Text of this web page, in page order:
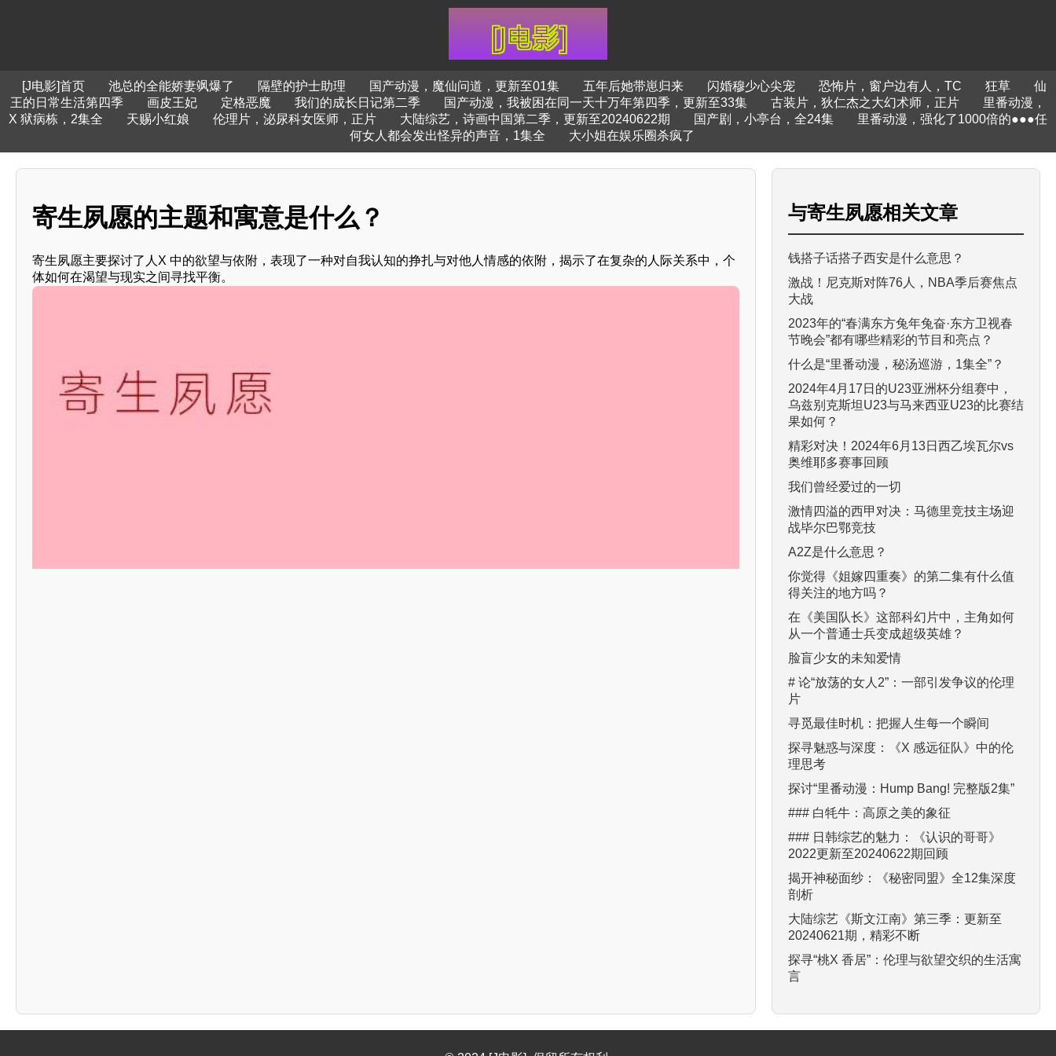
[J电影]首页 池总的全能娇妻飒爆了 隔壁的护士助理 国产动漫，魔仙问道，更新至01集 五年后她带崽归来 闪婚穆少心尖宠 恐怖片，窗户边有人，TC 狂草
仙
王的日常生活第四季
画皮王妃 定格恶魔 我们的成长日记第二季 国产动漫，我被困在同一天十万年第四季，更新至33集 古装片，狄仁杰之大幻术师，正片
里番动漫，
X 狱病栋，2集全
天赐小红娘 伦理片，泌尿科女医师，正片 大陆综艺，诗画中国第二季，更新至20240622期 国产剧，小亭台，全24集
里番动漫，强化了1000倍的●●●任
何女人都会发出怪异的声音，1集全
大小姐在娱乐圈杀疯了
寄生夙愿的主题和寓意是什么？
寄生夙愿主要探讨了人X 中的欲望与依附，表现了一种对自我认知的挣扎与对他人情感的依附，揭示了在复杂的人际关系中，个
体如何在渴望与现实之间寻找平衡。
与寄生夙愿相关文章
钱搭子话搭子西安是什么意思？
激战！尼克斯对阵76人，NBA季后赛焦点
大战
2023年的“春满东方兔年兔奋·东方卫视春
节晚会”都有哪些精彩的节目和亮点？
什么是“里番动漫，秘汤巡游，1集全”？
2024年4月17日的U23亚洲杯分组赛中，
乌兹别克斯坦U23与马来西亚U23的比赛结
果如何？
精彩对决！2024年6月13日西乙埃瓦尔vs
奥维耶多赛事回顾
我们曾经爱过的一切
激情四溢的西甲对决：马德里竞技主场迎
战毕尔巴鄂竞技
A2Z是什么意思？
你觉得《姐嫁四重奏》的第二集有什么值
得关注的地方吗？
在《美国队长》这部科幻片中，主角如何
从一个普通士兵变成超级英雄？
脸盲少女的未知爱情
# 论“放荡的女人2”：一部引发争议的伦理
片
寻觅最佳时机：把握人生每一个瞬间
探寻魅惑与深度：《X 感远征队》中的伦
理思考
探讨“里番动漫：Hump Bang! 完整版2集”
### 白牦牛：高原之美的象征
### 日韩综艺的魅力：《认识的哥哥》
2022更新至20240622期回顾
揭开神秘面纱：《秘密同盟》全12集深度
剖析
大陆综艺《斯文江南》第三季：更新至
20240621期，精彩不断
探寻“桃X 香居”：伦理与欲望交织的生活寓
言